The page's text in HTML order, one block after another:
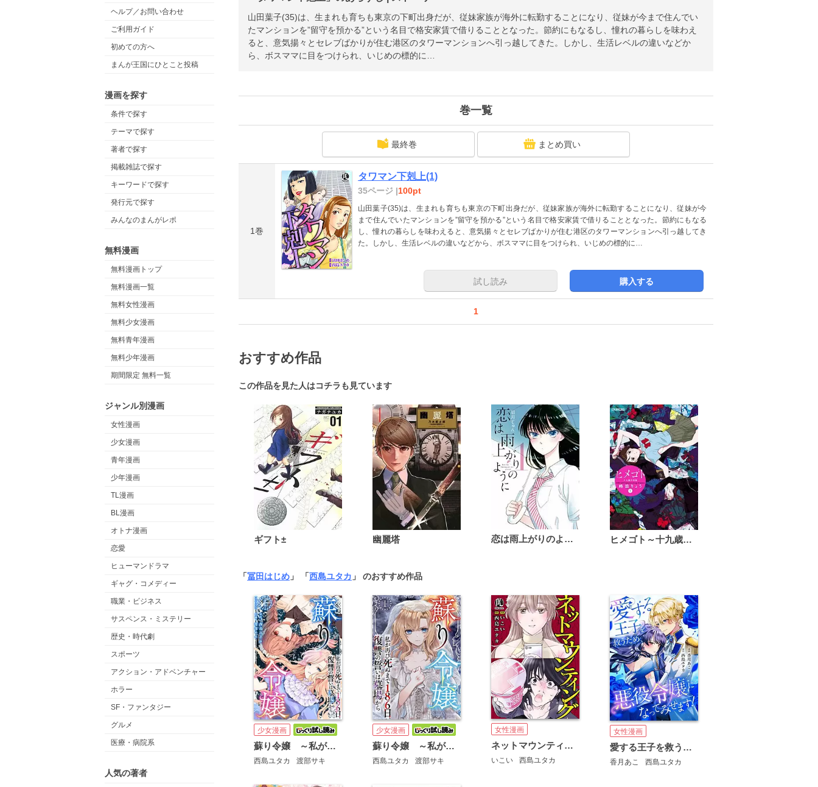
ヘルプ／お問い合わせ
ご利用ガイド
初めての方へ
まんが王国にひとこと投稿
漫画を探す
条件で探す
テーマで探す
著者で探す
掲載雑誌で探す
キーワードで探す
発行元で探す
みんなのまんがレポ
無料漫画
無料漫画トップ
無料漫画一覧
無料女性漫画
無料少女漫画
無料青年漫画
無料少年漫画
期間限定 無料一覧
ジャンル別漫画
女性漫画
少女漫画
青年漫画
少年漫画
TL漫画
BL漫画
オトナ漫画
恋愛
ヒューマンドラマ
ギャグ・コメディー
職業・ビジネス
サスペンス・ミステリー
歴史・時代劇
スポーツ
アクション・アドベンチャー
ホラー
SF・ファンタジー
グルメ
医療・病院系
人気の著者
山田葉子(35)は、生まれも育ちも東京の下町出身だが、従妹家族が海外に転勤することになり、従妹が今まで住んでい
たマンションを”留守を預かる”という名目で格安家賃で借りることとなった。節約にもなるし、憧れの暮らしを味わえ
ると、意気揚々とセレブばかりが住む港区のタワーマンションへ引っ越してきた。しかし、生活レベルの違いなどか
ら、ボスママに目をつけられ、いじめの標的に…
巻一覧
最終巻 まとめ買い
1巻
タワマン下剋上(1)
35ページ |100pt
山田葉子(35)は、生まれも育ちも東京の下町出身だが、従妹家族が海外に転勤することになり、従妹が今
まで住んでいたマンションを”留守を預かる”という名目で格安家賃で借りることとなった。節約にもなる
し、憧れの暮らしを味わえると、意気揚々とセレブばかりが住む港区のタワーマンションへ引っ越してき
た。しかし、生活レベルの違いなどから、ボスママに目をつけられ、いじめの標的に…
試し読み 購入する
1
おすすめ作品
この作品を見た人はコチラも見ています
ギフト± 幽麗塔 恋は雨上がりのように ヒメゴト～十九歳の制服～
「冨田はじめ 」 「西島ユタカ 」 のおすすめ作品
少女漫画
蘇り令嬢 ～私が再び死ぬまで186日、復讐の誓いは墓場から～ 単行本版
西島ユタカ 渡部サキ
少女漫画
蘇り令嬢 ～私が再び死ぬまで186日、復讐の誓いは墓場から～
西島ユタカ 渡部サキ
女性漫画
ネットマウンティング
いこい 西島ユタカ
女性漫画
愛する王子を救うため、悪役令嬢になってみせます！
香月あこ 西島ユタカ